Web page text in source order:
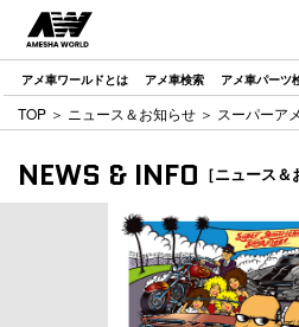
アメ車ワールドとは アメ車検索 アメ車パーツ
TOP ＞ ニュース＆お知らせ ＞ スーパーア
NEWS & INFO ［ニュース＆